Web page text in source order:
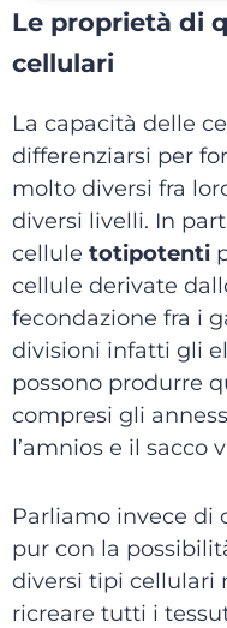
Le proprietà di
cellulari
La capacità delle
differenziarsi per
molto diversi fra
diversi livelli. In
cellule totipotenti
cellule derivate
fecondazione fra i
divisioni infatti gli
possono produrre
compresi gli
l’amnios e il sacco
Parliamo invece di
pur con la
diversi tipi cellulari
ricreare tutti i